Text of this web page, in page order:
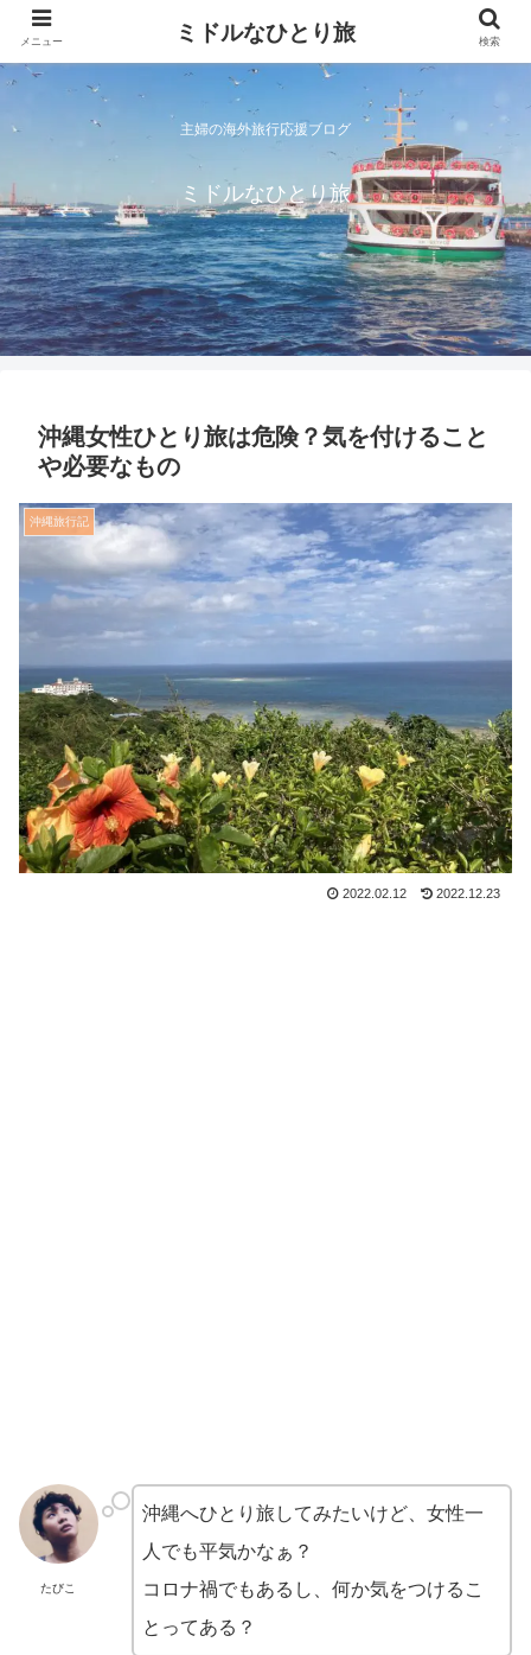
主婦の海外旅行応援ブログ
ミドルなひとり旅
沖縄女性ひとり旅は危険？気を付けること
や必要なもの
沖縄旅行記
2022.02.12 2022.12.23
たびこ
沖縄へひとり旅してみたいけど、女性一
人でも平気かなぁ？
コロナ禍でもあるし、何か気をつけるこ
とってある？
メニュー ミドルなひとり旅 検索